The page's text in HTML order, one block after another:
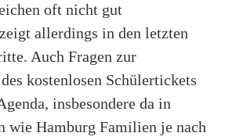
oft nicht gut
allerdings in den letzten
Auch Fragen zur
kostenlosen Schülertickets
insbesondere da in
wie Hamburg Familien je nach